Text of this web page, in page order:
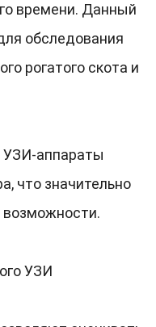
времени. Данный
обследования
рогатого скота и
аппараты
, что значительно
возможности.
УЗИ